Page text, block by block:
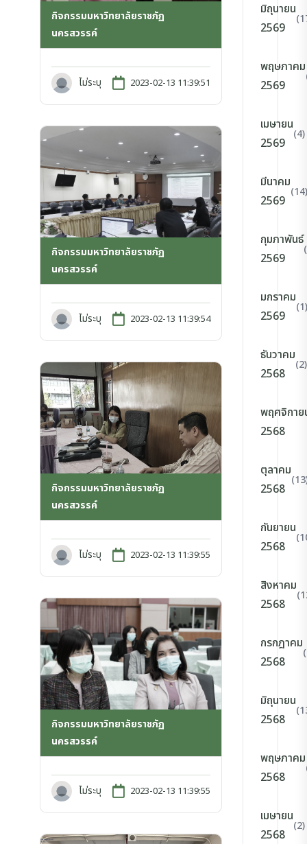
กิจกรรมมหาวิทยาลัยราชภัฏ
นครสวรรค์
ไม่ระบุ 2023-02-13 11:39:51
กิจกรรมมหาวิทยาลัยราชภัฏ
นครสวรรค์
ไม่ระบุ 2023-02-13 11:39:54
กิจกรรมมหาวิทยาลัยราชภัฏ
นครสวรรค์
ไม่ระบุ 2023-02-13 11:39:55
กิจกรรมมหาวิทยาลัยราชภัฏ
นครสวรรค์
ไม่ระบุ 2023-02-13 11:39:55
มิถุนายน
2569
พฤษภาคม
2569
เมษายน
2569
(4)
มีนาคม
2569
(14)
กุมภาพันธ์
2569
มกราคม
2569
(1)
ธันวาคม
2568
(2)
พฤศจิกาย
2568
ตุลาคม
2568
กันยายน
2568
สิงหาคม
2568
กรกฎาคม
2568
มิถุนายน
2568
พฤษภาคม
2568
เมษายน
2568
(2)